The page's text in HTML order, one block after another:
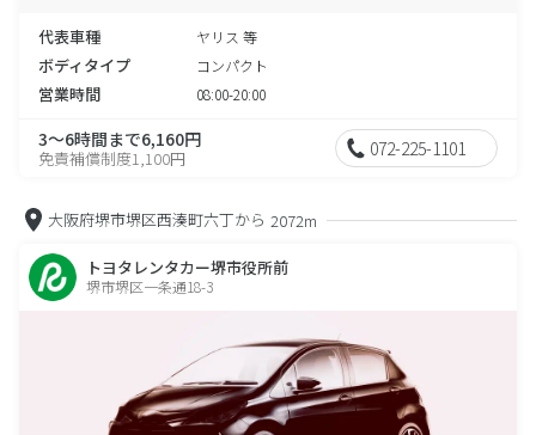
代表車種 ヤリス 等
ボディタイプ コンパクト
営業時間 08:00-20:00
3～6時間まで6,160円
免責補償制度1,100円 072-225-1101
大阪府堺市堺区西湊町六丁から 2072m
トヨタレンタカー堺市役所前
堺市堺区一条通18-3